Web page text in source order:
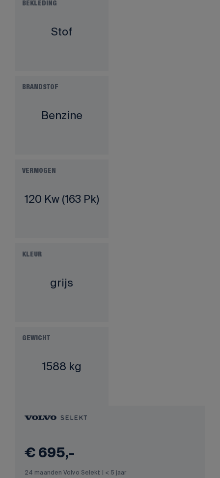
BEKLEDING
Stof
BRANDSTOF
Benzine
VERMOGEN
120 Kw (163 Pk)
KLEUR
grijs
GEWICHT
1588 kg
€ 695,-
24 maanden Volvo Selekt | < 5 jaar